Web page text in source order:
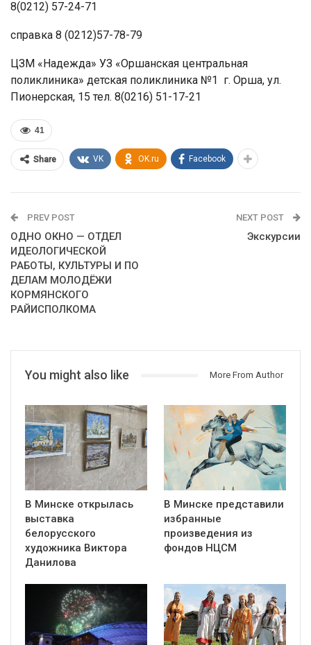
8(0212) 57-24-71
справка 8 (0212)57-78-79
ЦЗМ «Надежда» УЗ «Оршанская центральная
поликлиника» детская поликлиника №1 г. Орша, ул.
Пионерская, 15 тел. 8(0216) 51-17-21
41
Share VK OK.ru Facebook
PREV POST
ОДНО ОКНО — ОТДЕЛ
ИДЕОЛОГИЧЕСКОЙ
РАБОТЫ, КУЛЬТУРЫ И ПО
ДЕЛАМ МОЛОДЁЖИ
КОРМЯНСКОГО
РАЙИСПОЛКОМА
NEXT POST
Экскурсии
You might also like More From Author
В Минске открылась
выставка
белорусского
художника Виктора
Данилова
В Минске представили
избранные
произведения из
фондов НЦСМ